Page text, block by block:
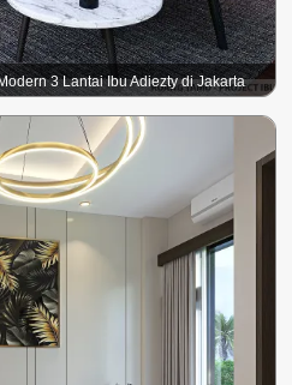
3 Lantai Ibu Adiezty di Jakarta